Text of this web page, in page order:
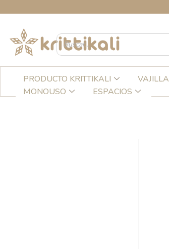
contenido
PRODUCTO KRITTIKALI VAJILLA
MONOUSO
ESPACIOS